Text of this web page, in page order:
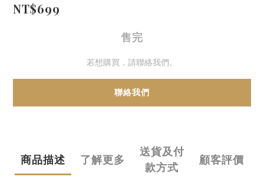
NT$699
售完
若想購買，請聯絡我們。
聯絡我們
商品描述 了解更多
送貨及付
款方式
顧客評價